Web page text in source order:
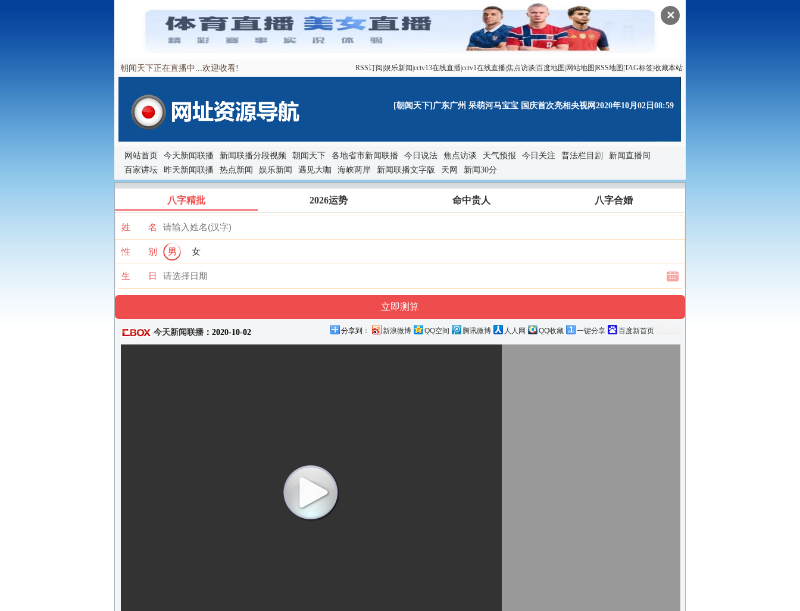
✕
朝闻天下正在直播中...欢迎收看! RSS订阅 娱乐新闻 cctv13在线直播cctv1在线直播焦点访谈 百度地图 网站地图 RSS地图 TAG标签收藏本站
[朝闻天下]广东广州 呆萌河马宝宝 国庆首次亮相央视网2020年10月02日08:59
网站首页 今天新闻联播 新闻联播分段视频 朝闻天下 各地省市新闻联播 今日说法 焦点访谈 天气预报 今日关注 普法栏目剧
新闻直播间
百家讲坛
昨天新闻联播 热点新闻 娱乐新闻 遇见大咖 海峡两岸 新闻联播文字版 天网 新闻30分
八字精批 2026运势 命中贵人 八字合婚
姓 名
性 别 男 女
生 日
今天新闻联播 ：2020-10-02 分享到： 新浪微博 QQ空间 腾讯微博 人人网 QQ收藏 一键分享 百度新首页